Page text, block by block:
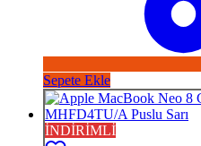
Sepete Ekle
İNDİRİMLİ